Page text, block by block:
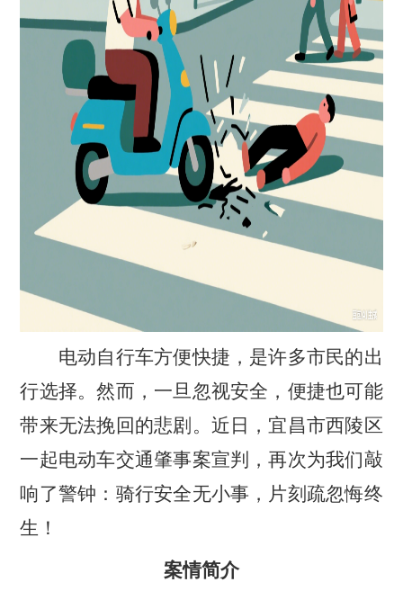
电动自行车方便快捷，是许多市民的出
行选择。然而，一旦忽视安全，便捷也可能
带来无法挽回的悲剧。近日，宜昌市西陵区
一起电动车交通肇事案宣判，再次为我们敲
响了警钟：骑行安全无小事，片刻疏忽悔终
生！
案情简介